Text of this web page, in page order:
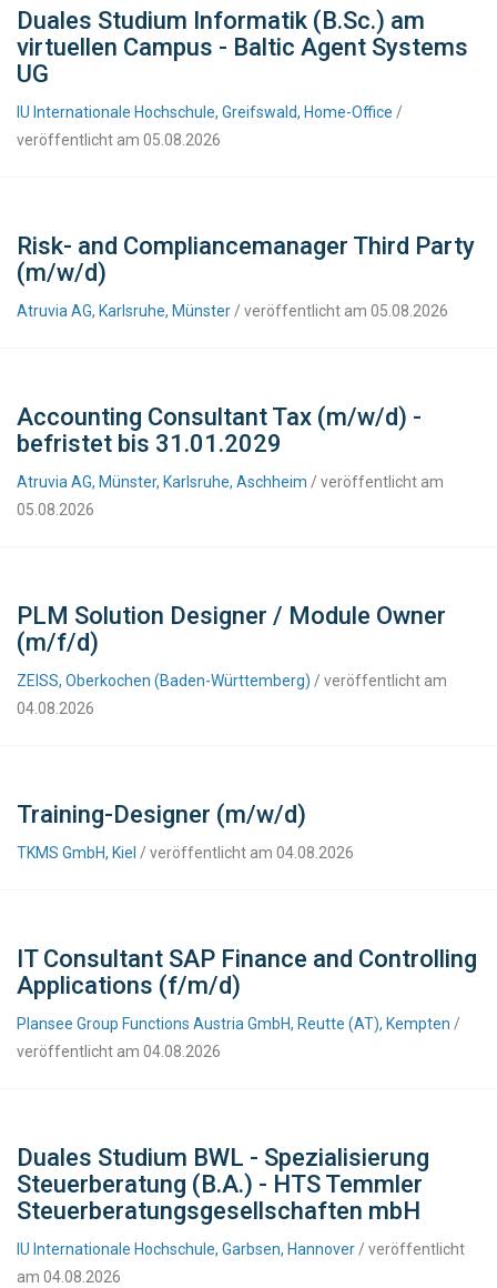
Duales Studium Informatik (B.Sc.) am
virtuellen Campus - Baltic Agent Systems
UG
IU Internationale Hochschule, Greifswald, Home-Office /
veröffentlicht am 05.08.2026
Risk- and Compliancemanager Third Party
(m/w/d)
Atruvia AG, Karlsruhe, Münster / veröffentlicht am 05.08.2026
Accounting Consultant Tax (m/w/d) -
befristet bis 31.01.2029
Atruvia AG, Münster, Karlsruhe, Aschheim / veröffentlicht am
05.08.2026
PLM Solution Designer / Module Owner
(m/f/d)
ZEISS, Oberkochen (Baden-Württemberg) / veröffentlicht am
04.08.2026
Training-Designer (m/w/d)
TKMS GmbH, Kiel / veröffentlicht am 04.08.2026
IT Consultant SAP Finance and Controlling
Applications (f/m/d)
Plansee Group Functions Austria GmbH, Reutte (AT), Kempten /
veröffentlicht am 04.08.2026
Duales Studium BWL - Spezialisierung
Steuerberatung (B.A.) - HTS Temmler
Steuerberatungsgesellschaften mbH
IU Internationale Hochschule, Garbsen, Hannover / veröffentlicht
am 04.08.2026